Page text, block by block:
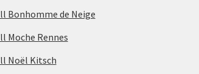
Bonhomme de Neige
Moche Rennes
Noël Kitsch